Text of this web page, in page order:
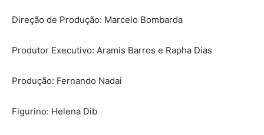
Direção de Produção: Marcelo Bombarda
Produtor Executivo: Aramis Barros e Rapha Dias
Produção: Fernando Nadai
Figurino: Helena Dib